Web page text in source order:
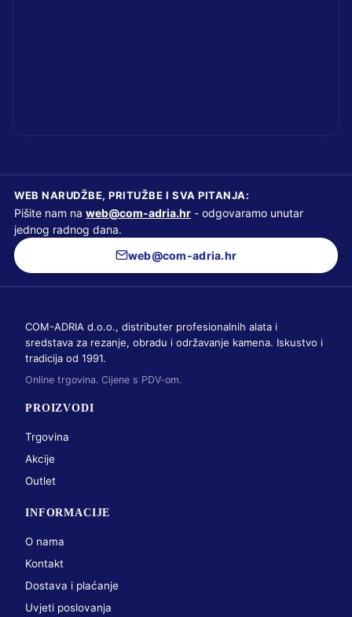
WEB NARUDŽBE, PRITUŽBE I SVA PITANJA:
Pišite nam na web@com-adria.hr - odgovaramo unutar
jednog radnog dana.
web@com-adria.hr
COM-ADRIA d.o.o., distributer profesionalnih alata i
sredstava za rezanje, obradu i održavanje kamena. Iskustvo i
tradicija od 1991.
Online trgovina. Cijene s PDV-om.
PROIZVODI
Trgovina
Akcije
Outlet
INFORMACIJE
O nama
Kontakt
Dostava i plaćanje
Uvjeti poslovanja